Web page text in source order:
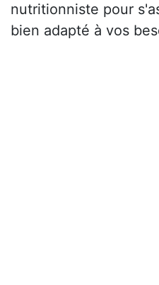
nutritionniste pour
bien adapté à vos